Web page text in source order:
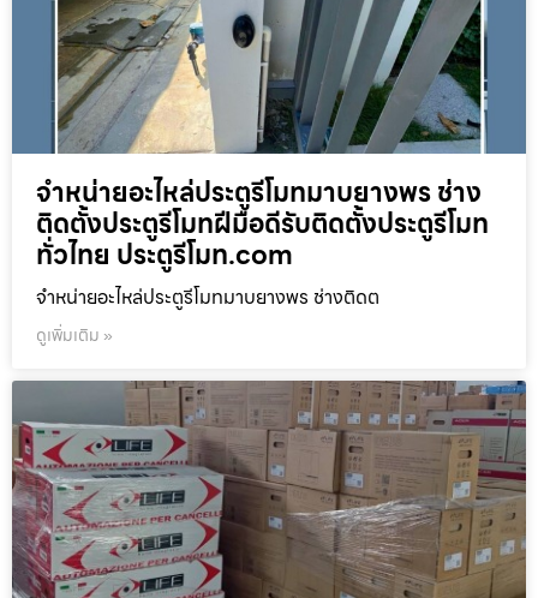
จำหน่ายอะไหล่ประตูรีโมทมาบยางพร ช่าง
ติดตั้งประตูรีโมทฝีมือดีรับติดตั้งประตูรีโมท
ทั่วไทย ประตูรีโมท.com
จำหน่ายอะไหล่ประตูรีโมทมาบยางพร ช่างติดต
ดูเพิ่มเติม »